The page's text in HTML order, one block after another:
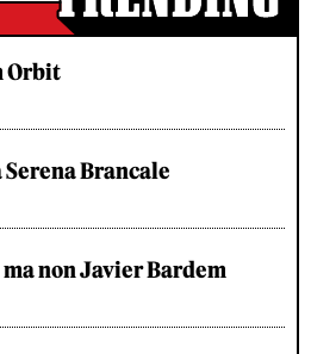
Orbit
Brancale
non Javier Bardem